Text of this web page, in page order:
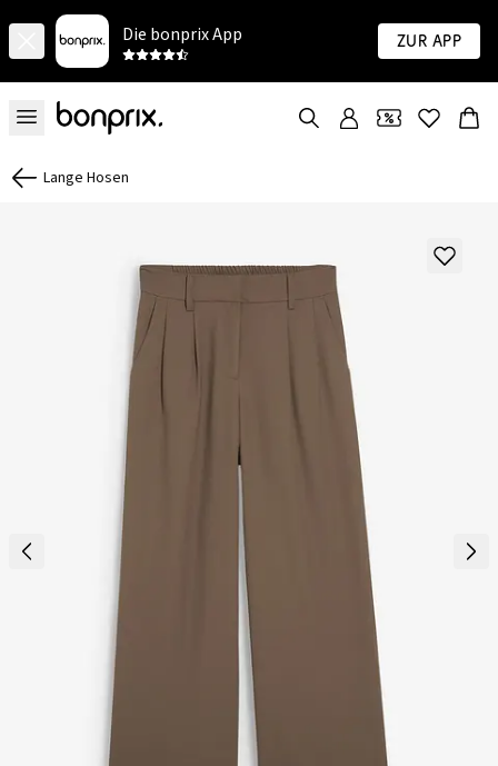
Die bonprix App Zur App
Lange Hosen